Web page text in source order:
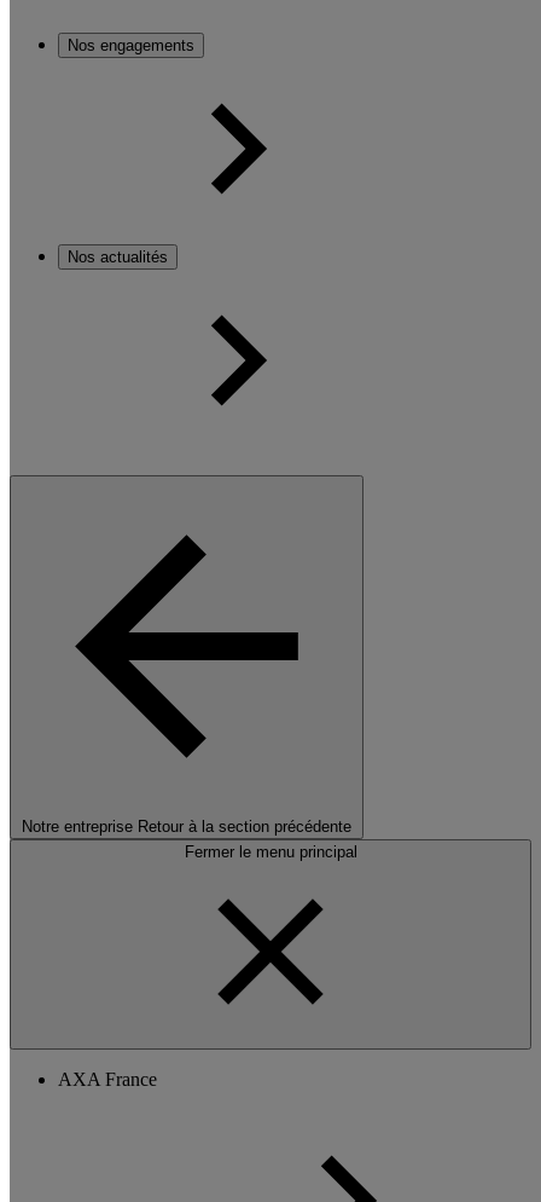
Nos engagements
Nos actualités
Notre entreprise Retour à la section précédente
Fermer le menu principal
AXA France